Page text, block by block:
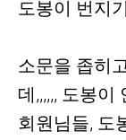
도봉이 번지
소문을 좁히
데,,,,,, 도봉이
회원님들, 도